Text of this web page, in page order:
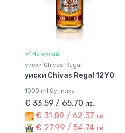
На склад
уиски Chivas Regal
уиски Chivas Regal 12YO
1000 ml бутилка
€ 33.59 / 65.70 лв.
€ 31.89 / 62.37 лв.
€ 27.99 / 54.74 лв.